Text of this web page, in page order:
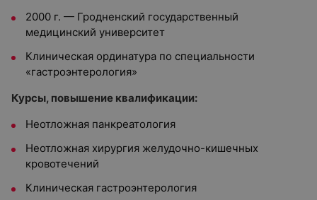
2000 г. — Гродненский государственный
медицинский университет
Клиническая ординатура по специальности
«гастроэнтерология»
Курсы, повышение квалификации:
Неотложная панкреатология
Неотложная хирургия желудочно-кишечных
кровотечений
Клиническая гастроэнтерология